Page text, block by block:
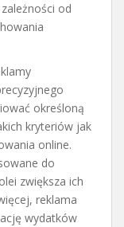
od
określoną
kryteriów jak
online.
do
zwiększa ich
reklama
wydatków